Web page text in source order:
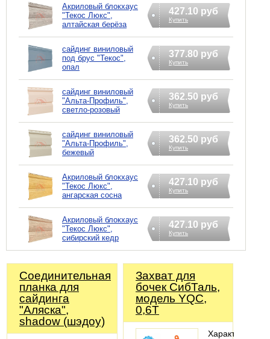
Акриловый блокхаус
"Текос Люкс",
алтайская берёза
427.10 руб
Купить
сайдинг виниловый
под брус "Текос",
опал
377.80 руб
Купить
сайдинг виниловый
"Альта-Профиль",
светло-розовый
362.50 руб
Купить
сайдинг виниловый
"Альта-Профиль",
бежевый
362.50 руб
Купить
Акриловый блокхаус
"Текос Люкс",
ангарская сосна
427.10 руб
Купить
Акриловый блокхаус
"Текос Люкс",
сибирский кедр
427.10 руб
Купить
Соединительная
планка для
сайдинга
"Аляска",
shadow (шэдоу)
Захват для
бочек СибТаль,
модель YQC,
0,6Т